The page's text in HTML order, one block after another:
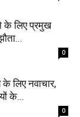
के लिए प्रमुख
0
लिए नवाचार,
के...
0